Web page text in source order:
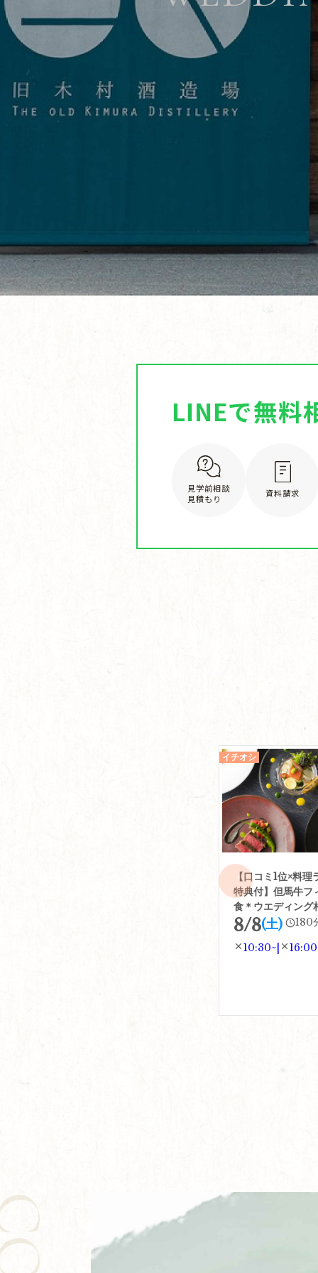
LINEで無料
見学前相談
見積もり
資料請求